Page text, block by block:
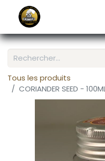
Tous les produits
CORIANDER SEED -